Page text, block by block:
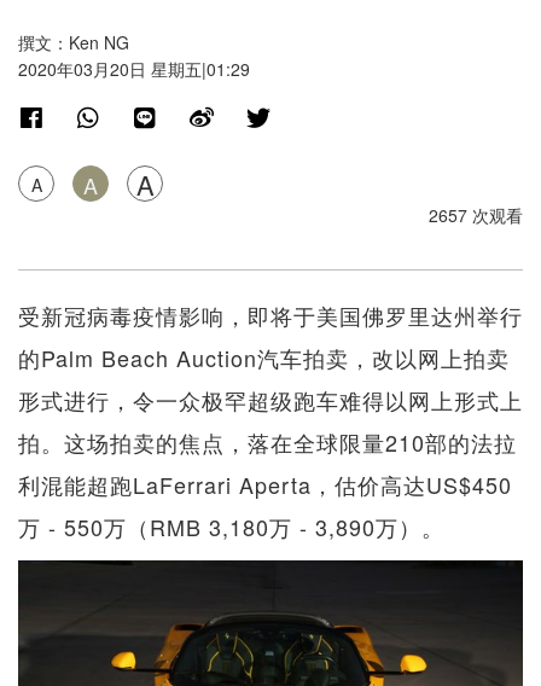
撰文：Ken NG
2020年03月20日 星期五|01:29
A A A
2657 次观看
受新冠病毒疫情影响，即将于美国佛罗里达州举行
的Palm Beach Auction汽车拍卖，改以网上拍卖
形式进行，令一众极罕超级跑车难得以网上形式上
拍。这场拍卖的焦点，落在全球限量210部的法拉
利混能超跑LaFerrari Aperta，估价高达US$450
万 - 550万（RMB 3,180万 - 3,890万）。